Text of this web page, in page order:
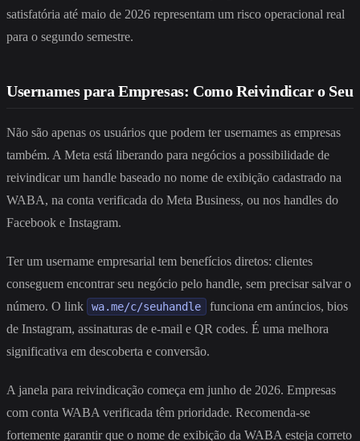
satisfatória até maio de 2026 representam um risco operacional real
para o segundo semestre.
Usernames para Empresas: Como Reivindicar o Seu
Não são apenas os usuários que podem ter usernames as empresas
também. A Meta está liberando para negócios a possibilidade de
reivindicar um handle baseado no nome de exibição cadastrado na
WABA, na conta verificada do Meta Business, ou nos handles do
Facebook e Instagram.
Ter um username empresarial tem benefícios diretos: clientes
conseguem encontrar seu negócio pelo handle, sem precisar salvar o
número. O link
wa.me/c/seuhandle
funciona em anúncios, bios
de Instagram, assinaturas de e-mail e QR codes. É uma melhora
significativa em descoberta e conversão.
A janela para reivindicação começa em junho de 2026. Empresas
com conta WABA verificada têm prioridade. Recomenda-se
fortemente garantir que o nome de exibição da WABA esteja correto